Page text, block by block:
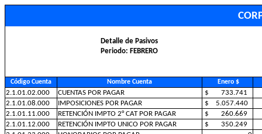
Detalle de Pasivos
Periodo: FEBRERO
Código Cuenta Nombre Cuenta Enero $
2.1.01.02.000 CUENTAS POR PAGAR
$ 733.741
2.1.01.08.000
IMPOSICIONES POR PAGAR
$ 5.057.440
2.1.01.11.000
RETENCIÓN IMPTO 2° CAT POR PAGAR
$ 260.669
2.1.01.12.000
RETENCIÓN IMPTO UNICO POR PAGAR
$ 350.249